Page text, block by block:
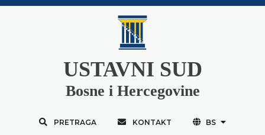
USTAVNI SUD
Bosne i Hercegovine
PRETRAGA KONTAKT BS